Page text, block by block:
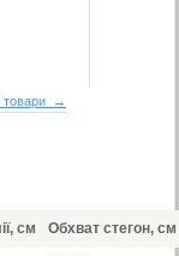
товари →
см Обхват стегон, см